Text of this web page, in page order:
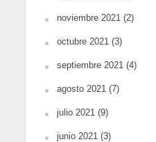
noviembre 2021 (2)
octubre 2021 (3)
septiembre 2021 (4)
agosto 2021 (7)
julio 2021 (9)
junio 2021 (3)